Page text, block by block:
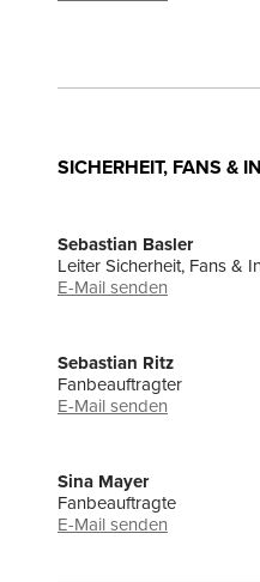
SICHERHEIT, FANS &
Sebastian Basler
Leiter Sicherheit, Fans &
E-Mail senden
Sebastian Ritz
Fanbeauftragter
E-Mail senden
Sina Mayer
Fanbeauftragte
E-Mail senden